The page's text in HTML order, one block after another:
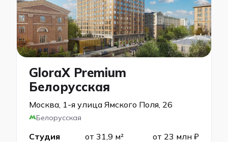
GloraX Premium
Белорусская
Москва, 1-я улица Ямского Поля, 26
Белорусская
Студия от 31,9 м²
от 23 млн ₽